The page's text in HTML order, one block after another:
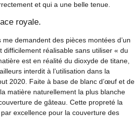
et qui a une belle tenue.
royale.
demandent des pièces montées d’un
difficilement réalisable sans utiliser « du
est en réalité du dioxyde de titane,
interdit à l’utilisation dans la
2020. Faite à base de blanc d’œuf et de
matière naturellement la plus blanche
de gâteau. Cette propreté la
excellence pour la couverture des